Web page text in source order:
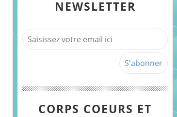
NEWSLETTER
CORPS COEURS ET